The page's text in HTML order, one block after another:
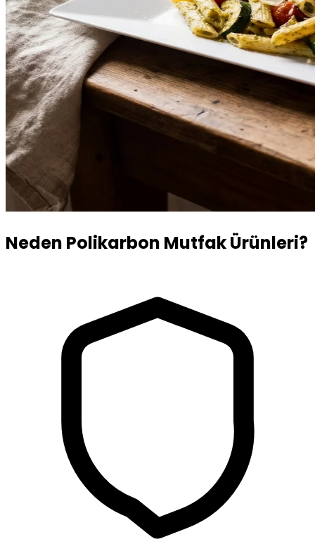
Neden Polikarbon Mutfak Ürünleri?